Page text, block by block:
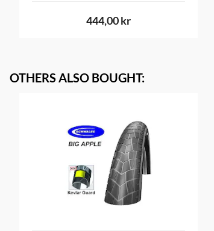
444,00 kr
OTHERS ALSO BOUGHT: